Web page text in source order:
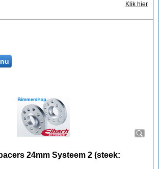
Klik hier
24mm Systeem 2 (steek: